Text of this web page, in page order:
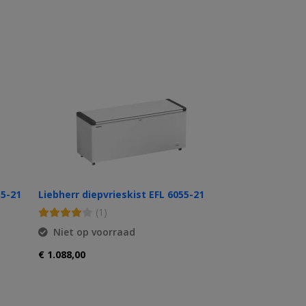
21
Liebherr diepvrieskist EFL 6055-21
(1)
Niet op voorraad
€ 1.088,00